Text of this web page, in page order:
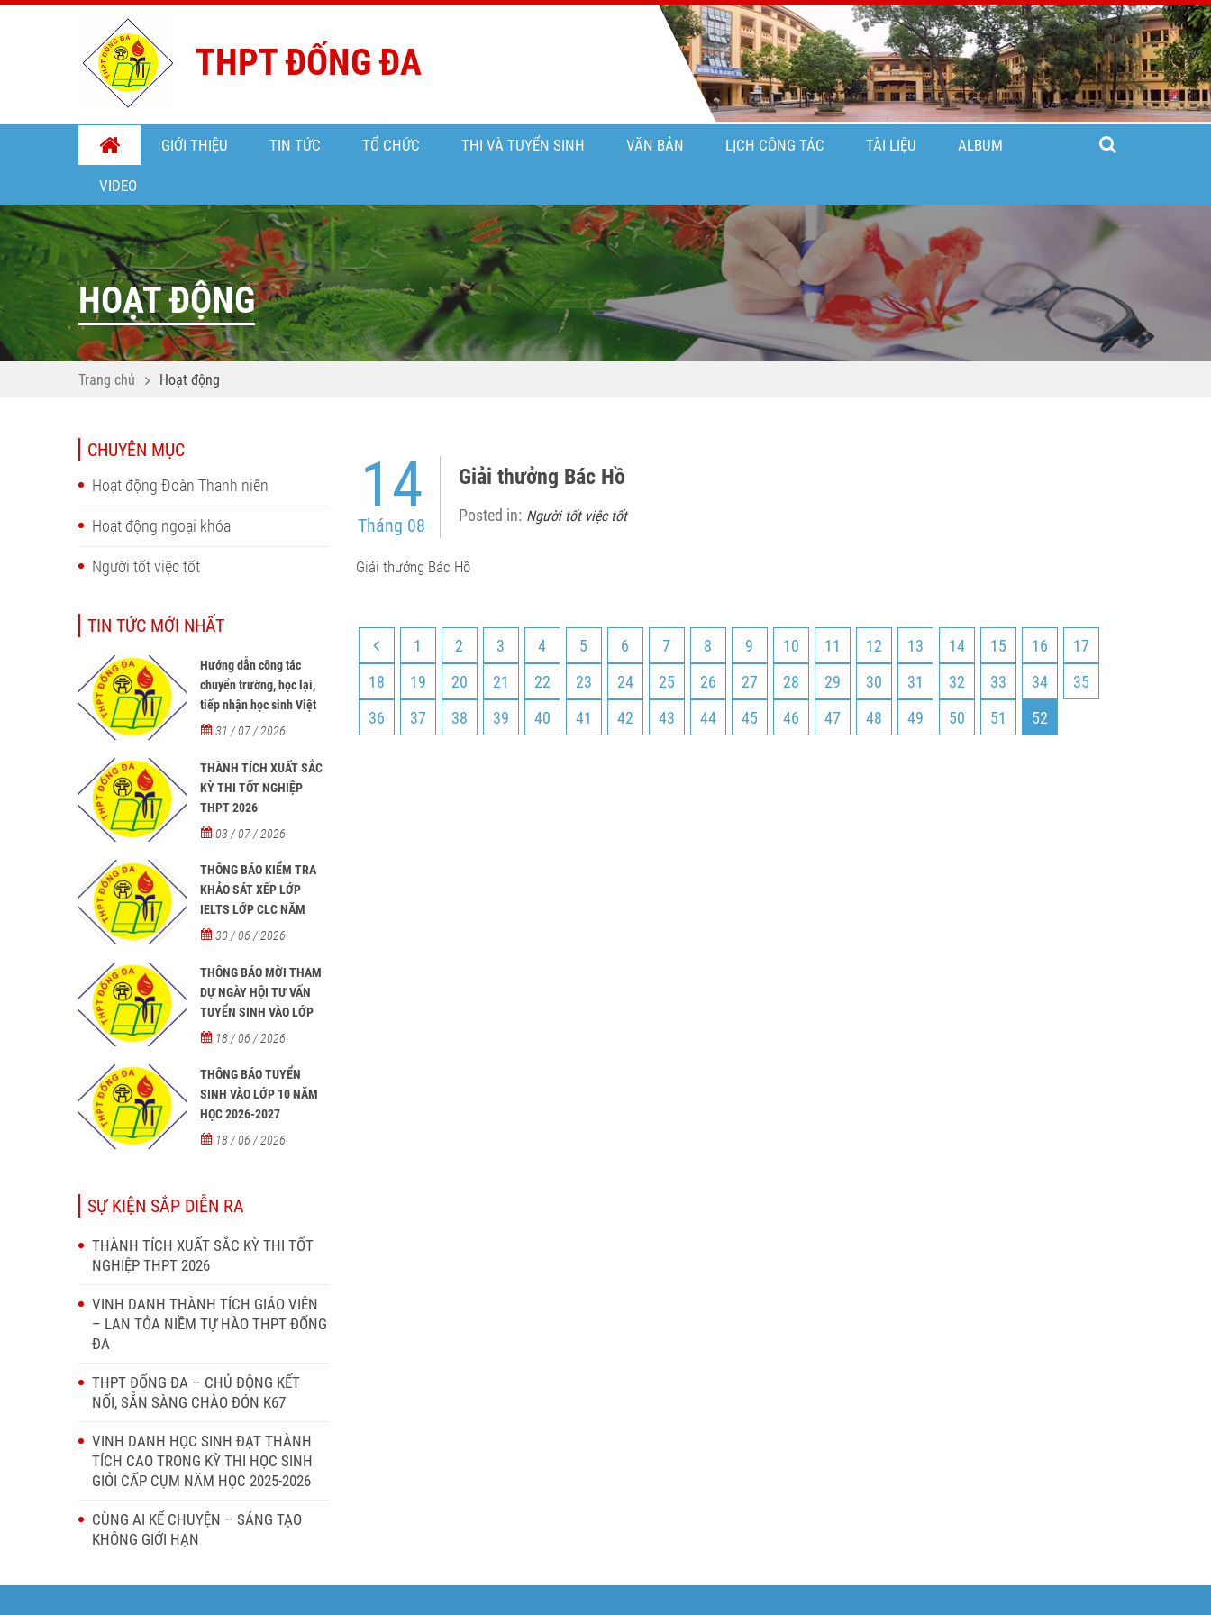
THPT ĐỐNG ĐA
GIỚI THIỆU TIN TỨC TỔ CHỨC THI VÀ TUYỂN SINH VĂN BẢN LỊCH CÔNG TÁC TÀI LIỆU ALBUM
VIDEO
HOẠT ĐỘNG
Trang chủ Hoạt động
CHUYÊN MỤC
Hoạt động Đoàn Thanh niên
Hoạt động ngoại khóa
Người tốt việc tốt
TIN TỨC MỚI NHẤT
Hướng dẫn công tác
chuyển trường, học lại,
tiếp nhận học sinh Việt
Nam về nước, tiếp nhận
ngoài học tại các trường
từ năm học 2026-2027
31 / 07 / 2026
THÀNH TÍCH XUẤT SẮC
KỲ THI TỐT NGHIỆP
THPT 2026
03 / 07 / 2026
THÔNG BÁO KIỂM TRA
KHẢO SÁT XẾP LỚP
IELTS LỚP CLC NĂM
HỌC 2026 - 2027
30 / 06 / 2026
THÔNG BÁO MỜI THAM
DỰ NGÀY HỘI TƯ VẤN
TUYỂN SINH VÀO LỚP
10 NĂM HỌC 2026–2027
18 / 06 / 2026
THÔNG BÁO TUYỂN
SINH VÀO LỚP 10 NĂM
HỌC 2026-2027
18 / 06 / 2026
SỰ KIỆN SẮP DIỄN RA
THÀNH TÍCH XUẤT SẮC KỲ THI TỐT
NGHIỆP THPT 2026
VINH DANH THÀNH TÍCH GIÁO VIÊN
– LAN TỎA NIỀM TỰ HÀO THPT ĐỐNG
ĐA
THPT ĐỐNG ĐA – CHỦ ĐỘNG KẾT
NỐI, SẴN SÀNG CHÀO ĐÓN K67
VINH DANH HỌC SINH ĐẠT THÀNH
TÍCH CAO TRONG KỲ THI HỌC SINH
GIỎI CẤP CỤM NĂM HỌC 2025-2026
CÙNG AI KỂ CHUYỆN – SÁNG TẠO
KHÔNG GIỚI HẠN
14
Tháng 08
Giải thưởng Bác Hồ
Posted in: Người tốt việc tốt
Giải thưởng Bác Hồ
1 2 3 4 5 6 7 8 9 10 11 12 13 14 15 16
17
18
19 20 21 22 23 24 25 26 27 28 29 30 31 32 33 34
35
36
37 38 39 40 41 42 43 44 45 46 47 48 49 50 51 52